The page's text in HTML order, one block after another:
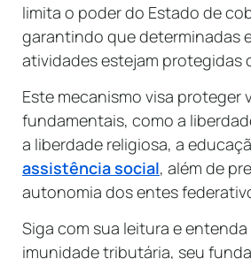
limita o poder do Estado de
garantindo que determinadas
atividades estejam protegidas
Este mecanismo visa proteger
fundamentais, como a
a liberdade religiosa, a
assistência social, além de
autonomia dos entes
Siga com sua leitura e
imunidade tributária, seu